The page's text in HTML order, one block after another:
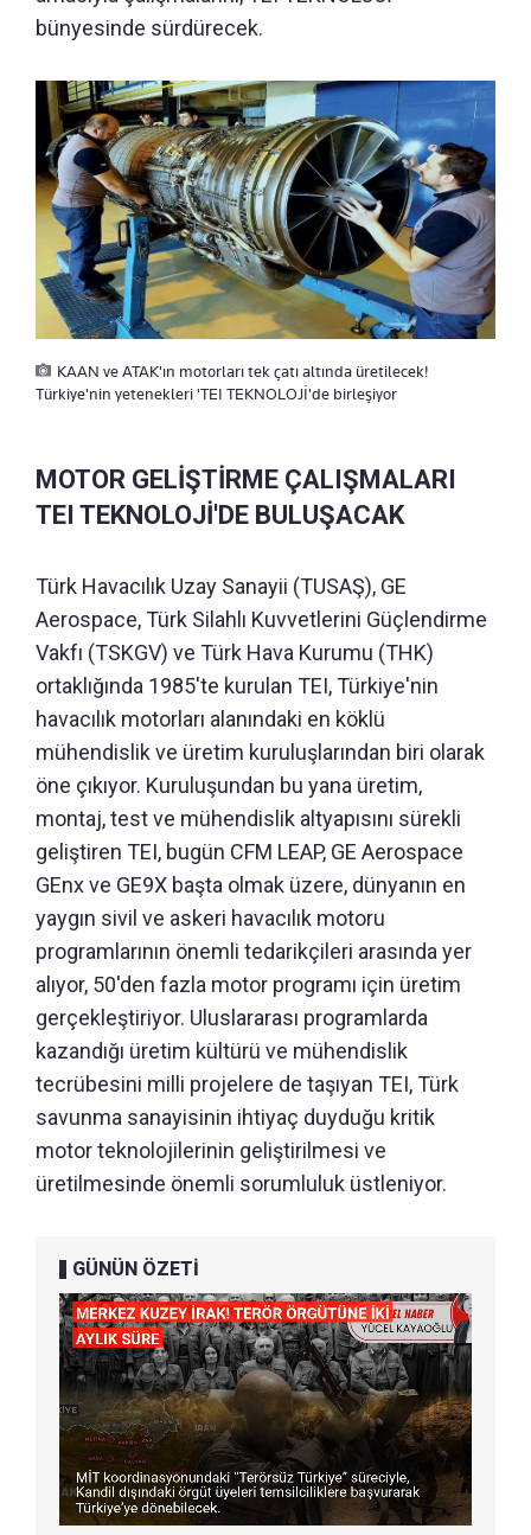
bünyesinde sürdürecek.
KAAN ve ATAK'ın motorları tek çatı altında üretilecek!
Türkiye'nin yetenekleri 'TEI TEKNOLOJİ'de birleşiyor
MOTOR GELİŞTİRME ÇALIŞMALARI
TEI TEKNOLOJİ'DE BULUŞACAK
Türk Havacılık Uzay Sanayii (TUSAŞ), GE
Aerospace, Türk Silahlı Kuvvetlerini Güçlendirme
Vakfı (TSKGV) ve Türk Hava Kurumu (THK)
ortaklığında 1985'te kurulan TEI, Türkiye'nin
havacılık motorları alanındaki en köklü
mühendislik ve üretim kuruluşlarından biri olarak
öne çıkıyor. Kuruluşundan bu yana üretim,
montaj, test ve mühendislik altyapısını sürekli
geliştiren TEI, bugün CFM LEAP, GE Aerospace
GEnx ve GE9X başta olmak üzere, dünyanın en
yaygın sivil ve askeri havacılık motoru
programlarının önemli tedarikçileri arasında yer
alıyor, 50'den fazla motor programı için üretim
gerçekleştiriyor. Uluslararası programlarda
kazandığı üretim kültürü ve mühendislik
tecrübesini milli projelere de taşıyan TEI, Türk
savunma sanayisinin ihtiyaç duyduğu kritik
motor teknolojilerinin geliştirilmesi ve
üretilmesinde önemli sorumluluk üstleniyor.
GÜNÜN ÖZETİ